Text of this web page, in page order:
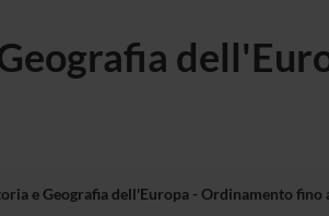
e Geografia dell'Europa - Ordinamento fino